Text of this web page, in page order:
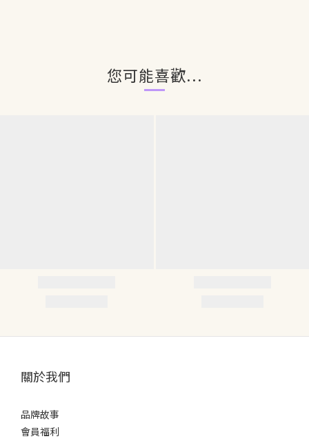
您可能喜歡...
關於我們
品牌故事
會員福利